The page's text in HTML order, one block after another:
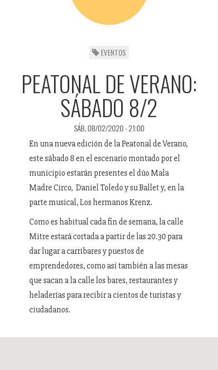
EVENTOS
PEATONAL DE VERANO:
SÁBADO 8/2
SÁB, 08/02/2020 - 21:00
En una nueva edición de la Peatonal de Verano,
este sábado 8 en el escenario montado por el
municipio estarán presentes el dúo Mala
Madre Circo, Daniel Toledo y su Ballet y, en la
parte musical, Los hermanos Krenz.
Como es habitual cada fin de semana, la calle
Mitre estará cortada a partir de las 20.30 para
dar lugar a carribares y puestos de
emprendedores, como así también a las mesas
que sacan a la calle los bares, restaurantes y
heladerías para recibir a cientos de turistas y
ciudadanos.